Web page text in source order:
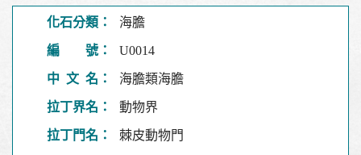
化石分類： 海膽
編 號： U0014
中 文 名： 海膽類海膽
拉丁界名： 動物界
拉丁門名： 棘皮動物門